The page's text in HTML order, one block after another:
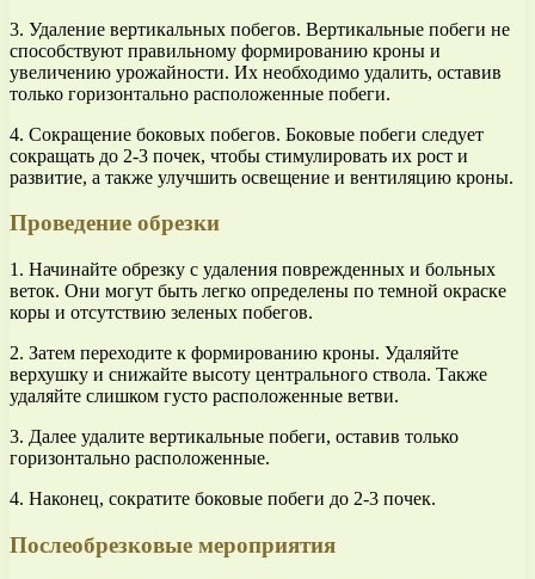
3. Удаление вертикальных побегов. Вертикальные побеги не
способствуют правильному формированию кроны и
увеличению урожайности. Их необходимо удалить, оставив
только горизонтально расположенные побеги.
4. Сокращение боковых побегов. Боковые побеги следует
сокращать до 2-3 почек, чтобы стимулировать их рост и
развитие, а также улучшить освещение и вентиляцию кроны.
Проведение обрезки
1. Начинайте обрезку с удаления поврежденных и больных
веток. Они могут быть легко определены по темной окраске
коры и отсутствию зеленых побегов.
2. Затем переходите к формированию кроны. Удаляйте
верхушку и снижайте высоту центрального ствола. Также
удаляйте слишком густо расположенные ветви.
3. Далее удалите вертикальные побеги, оставив только
горизонтально расположенные.
4. Наконец, сократите боковые побеги до 2-3 почек.
Послеобрезковые мероприятия